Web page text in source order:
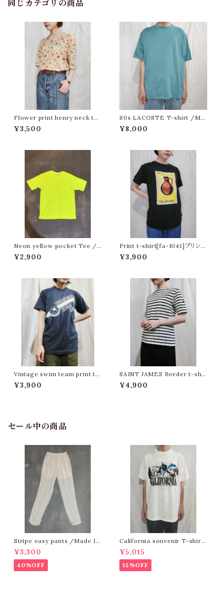
同じカテゴリの商品
Flower print henry neck t-s
hirt[fa-408]花柄プリント ヘン
リーネックTシャツ
¥3,500
80s LACOSTE T-shirt /Ma
de In France [m-1473] 80年
代フランス製ラコステTシャツ
¥8,000
Neon yellow pocket Tee /
Made In USA [N-329]
¥2,900
Print t-shirt[fa-1041]プリント
Tシャツ
¥3,900
Vintage swim team print t-
shirt[ff-639]ヴィンテージスウ
ィムプリントTシャツ
¥3,900
SAINT JAMES Border t-shir
t / Made in France[fa-329]
フランス製 セントジェームス ボー
¥4,900
セール中の商品
Stripe easy pants /Made In
USA [O-631]
¥3,300
40%OFF
California souvenir T-shirt
[e-109] カリフォルニアスーベニ
アTシャツ
¥5,015
15%OFF